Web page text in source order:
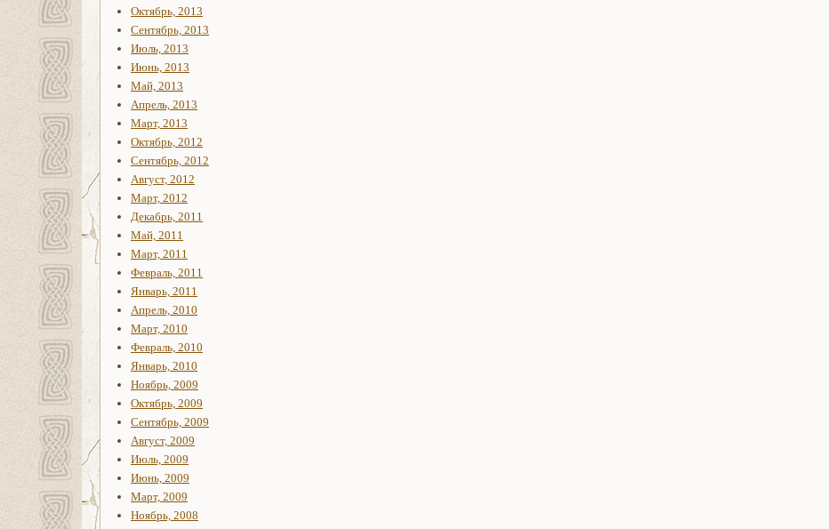
Октябрь, 2013
Сентябрь, 2013
Июль, 2013
Июнь, 2013
Май, 2013
Апрель, 2013
Март, 2013
Октябрь, 2012
Сентябрь, 2012
Август, 2012
Март, 2012
Декабрь, 2011
Май, 2011
Март, 2011
Февраль, 2011
Январь, 2011
Апрель, 2010
Март, 2010
Февраль, 2010
Январь, 2010
Ноябрь, 2009
Октябрь, 2009
Сентябрь, 2009
Август, 2009
Июль, 2009
Июнь, 2009
Март, 2009
Ноябрь, 2008